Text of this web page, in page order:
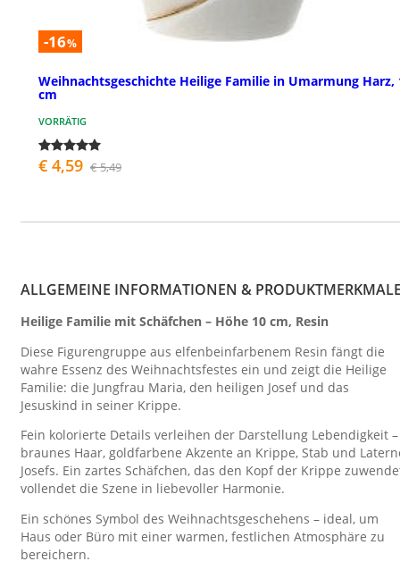
-16%
Weihnachtsgeschichte Heilige Familie in Umarmung Harz,
cm
VORRÄTIG
€ 4,59 € 5,49
ALLGEMEINE INFORMATIONEN &
Heilige Familie mit Schäfchen – Höhe 10 cm, Resin
Diese Figurengruppe aus elfenbeinfarbenem Resin fängt die
wahre Essenz des Weihnachtsfestes ein und zeigt die Heilige
Familie: die Jungfrau Maria, den heiligen Josef und das
Jesuskind in seiner Krippe.
Fein kolorierte Details verleihen der Darstellung Lebendigkeit –
braunes Haar, goldfarbene Akzente an Krippe, Stab und
Josefs. Ein zartes Schäfchen, das den Kopf der Krippe
vollendet die Szene in liebevoller Harmonie.
Ein schönes Symbol des Weihnachtsgeschehens – ideal, um
Haus oder Büro mit einer warmen, festlichen Atmosphäre zu
bereichern.